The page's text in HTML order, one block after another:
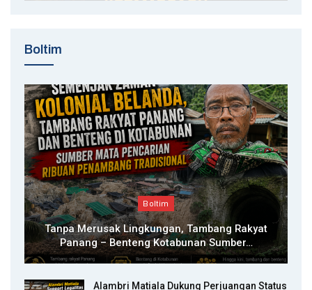
Boltim
Boltim
Tanpa Merusak Lingkungan, Tambang Rakyat
Panang – Benteng Kotabunan Sumber…
Alambri Matiala Dukung Perjuangan Status